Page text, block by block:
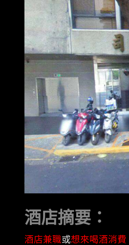
酒店摘要：
酒店兼職或想來喝酒消費